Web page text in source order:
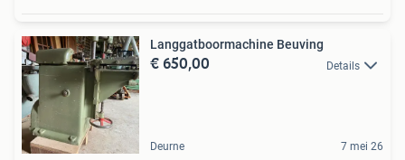
Langgatboormachine Beuving
€ 650,00 Details
Deurne 7 mei 26